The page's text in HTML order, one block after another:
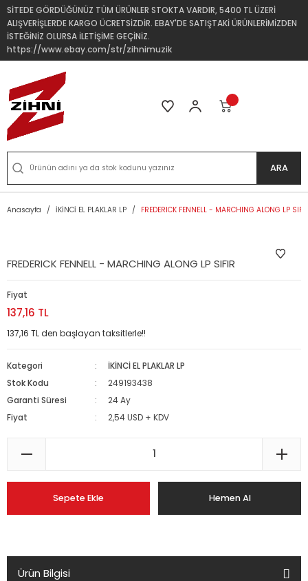
SİTEDE GÖRDÜĞÜNÜZ TÜM ÜRÜNLER STOKTA VARDIR, 5400 TL ÜZERİ
ALIŞVERİŞLERDE KARGO ÜCRETSİZDİR. EBAY'DE SATIŞTAKİ ÜRÜNLERİMİZDEN
İSTEĞİNİZ OLURSA İLETİŞİME GEÇİNİZ.
https://www.ebay.com/str/zihnimuzik
ARA
Anasayfa İKİNCİ EL PLAKLAR LP FREDERICK FENNELL - MARCHING ALONG LP
FREDERICK FENNELL - MARCHING ALONG LP SIFIR
Fiyat
137,16 TL
137,16 TL den başlayan taksitlerle!!
Kategori
İKİNCİ EL PLAKLAR LP
Stok Kodu
249193438
Garanti Süresi
24 Ay
Fiyat
2,54 USD + KDV
Sepete Ekle Hemen Al
Ürün Bilgisi